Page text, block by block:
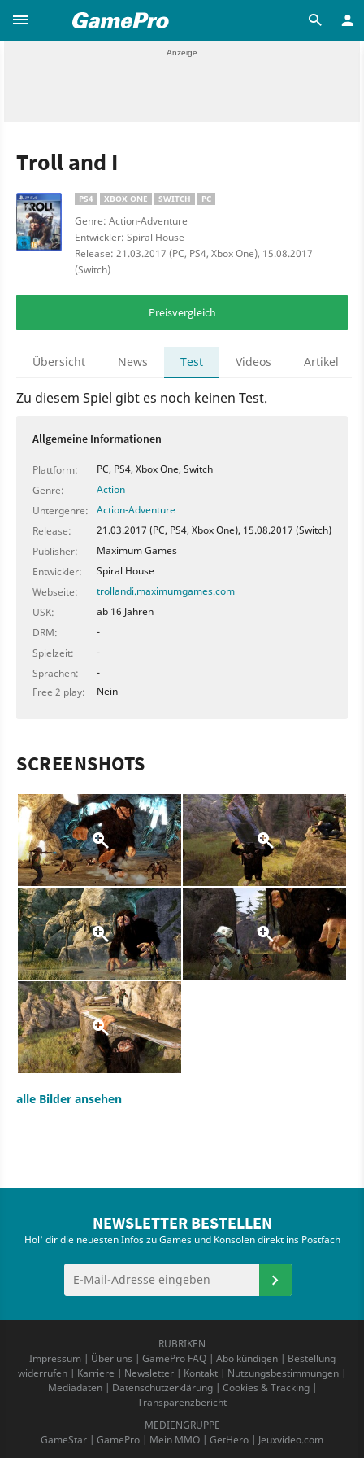
Troll and I
PS4 XBOX ONE SWITCH PC
Genre: Action-Adventure
Entwickler: Spiral House
Release: 21.03.2017 (PC, PS4, Xbox One), 15.08.2017
(Switch)
Preisvergleich
Übersicht News Test Videos Artikel
Zu diesem Spiel gibt es noch keinen Test.
Allgemeine Informationen
Plattform:
PC, PS4, Xbox One, Switch
Genre:
Action
Untergenre:
Action-Adventure
Release:
21.03.2017 (PC, PS4, Xbox One), 15.08.2017 (Switch)
Publisher:
Maximum Games
Entwickler:
Spiral House
Webseite:
trollandi.maximumgames.com
USK:
ab 16 Jahren
DRM:
-
Spielzeit:
-
Sprachen:
-
Free 2 play:
Nein
SCREENSHOTS
alle Bilder ansehen
NEWSLETTER BESTELLEN
Hol' dir die neuesten Infos zu Games und Konsolen direkt ins Postfach
RUBRIKEN
Impressum| Über uns | GamePro FAQ| Abo kündigen| Bestellung
widerrufen | Karriere | Newsletter | Kontakt | Nutzungsbestimmungen |
Mediadaten| Datenschutzerklärung| Cookies & Tracking|
Transparenzbericht
MEDIENGRUPPE
GameStar | GamePro | Mein MMO | GetHero | Jeuxvideo.com